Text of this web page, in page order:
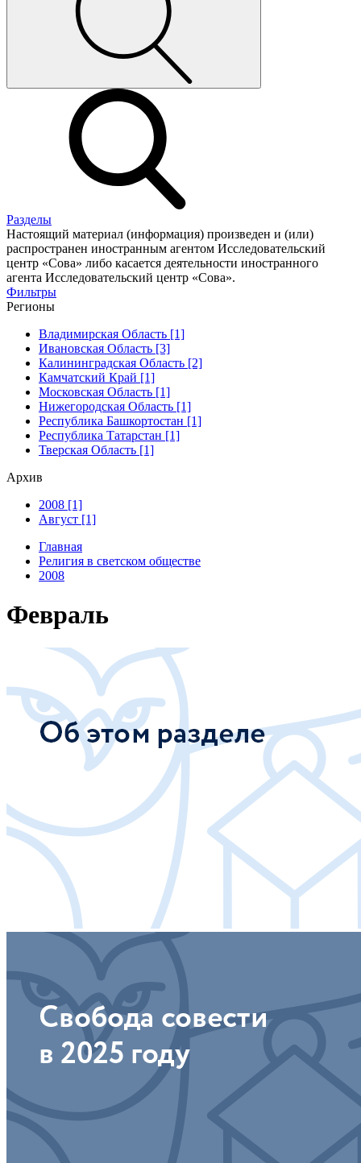
Разделы
Настоящий материал (информация) произведен и (или)
распространен иностранным агентом Исследовательский
центр «Сова» либо касается деятельности иностранного
агента Исследовательский центр «Сова».
Фильтры
Регионы
Владимирская Область [1]
Ивановская Область [3]
Калининградская Область [2]
Камчатский Край [1]
Московская Область [1]
Нижегородская Область [1]
Республика Башкортостан [1]
Республика Татарстан [1]
Тверская Область [1]
Архив
2008 [1]
Август [1]
Главная
Религия в светском обществе
2008
Февраль